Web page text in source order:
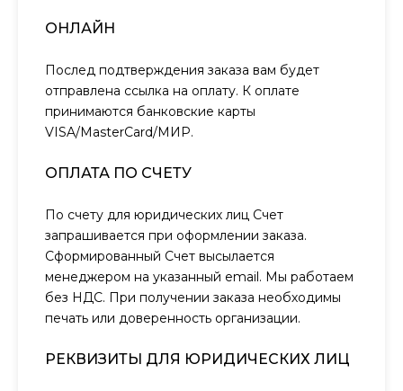
ОНЛАЙН
Послед подтверждения заказа вам будет
отправлена ссылка на оплату. К оплате
принимаются банковские карты
VISA/MasterCard/МИР.
ОПЛАТА ПО СЧЕТУ
По счету для юридических лиц Счет
запрашивается при оформлении заказа.
Сформированный Счет высылается
менеджером на указанный email. Мы работаем
без НДС. При получении заказа необходимы
печать или доверенность организации.
РЕКВИЗИТЫ ДЛЯ ЮРИДИЧЕСКИХ ЛИЦ